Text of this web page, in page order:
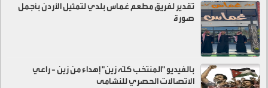
تقدير لفريق مطعم غماس بلدي لتمثيل الأردن بأجمل
صورة
بالفيديو "المنتخب كلّه زين" إهداء من زين - راعي
الاتصالات الحصري للنشامى